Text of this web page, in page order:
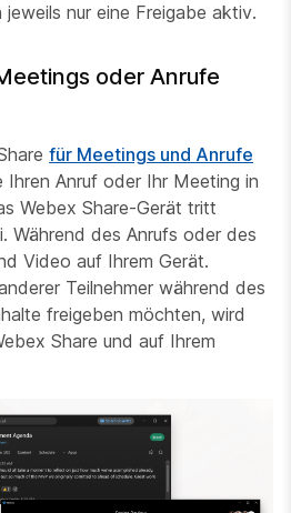
nur eine Freigabe aktiv.
oder Anrufe
für Meetings und Anrufe
Anruf oder Ihr Meeting in
Webex Share-Gerät tritt
Während des Anrufs oder des
Video auf Ihrem Gerät.
Teilnehmer während des
freigeben möchten, wird
Share und auf Ihrem